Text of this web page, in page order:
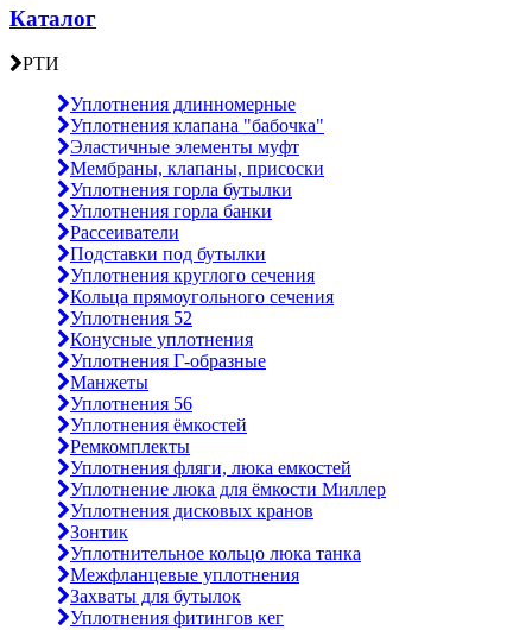
Каталог
РТИ
Уплотнения длинномерные
Уплотнения клапана "бабочка"
Эластичные элементы муфт
Мембраны, клапаны, присоски
Уплотнения горла бутылки
Уплотнения горла банки
Рассеиватели
Подставки под бутылки
Уплотнения круглого сечения
Кольца прямоугольного сечения
Уплотнения 52
Конусные уплотнения
Уплотнения Г-образные
Манжеты
Уплотнения 56
Уплотнения ёмкостей
Ремкомплекты
Уплотнения фляги, люка емкостей
Уплотнение люка для ёмкости Миллер
Уплотнения дисковых кранов
Зонтик
Уплотнительное кольцо люка танка
Межфланцевые уплотнения
Захваты для бутылок
Уплотнения фитингов кег